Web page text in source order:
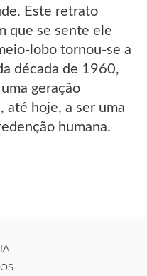
Este retrato
que se sente ele
lobo tornou-se a
década de 1960,
geração
até hoje, a ser uma
humana.